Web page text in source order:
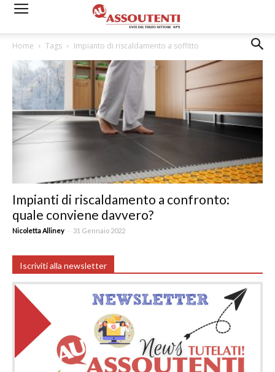
Home Tags Impianto di riscaldamento a soffitto
Impianti di riscaldamento a confronto:
quale conviene davvero?
Nicoletta Alliney - 31 Gennaio 2022
Iscriviti alla newsletter